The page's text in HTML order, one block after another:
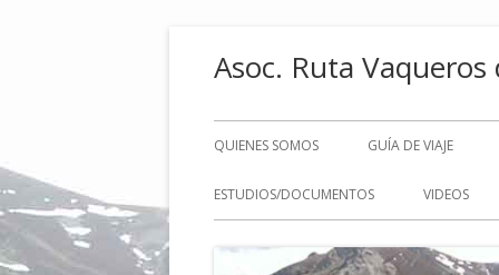
Asoc. Ruta
Menú
principal
QUIENES SOMOS GUÍA DE VIAJE
ESTUDIOS/DOCUMENTOS VIDEOS